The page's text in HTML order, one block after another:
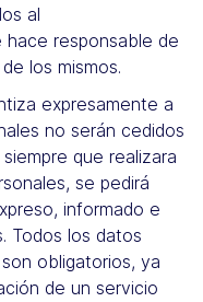
al
hace responsable de
los mismos.
expresamente a
no serán cedidos
que realizara
se pedirá
informado e
Todos los datos
obligatorios, ya
de un servicio